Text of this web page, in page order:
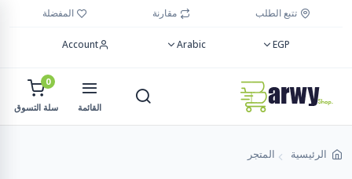
تتبع الطلب مقارنة المفضلة
EGP
Arabic
Account
القائمة
0
سلة التسوق
الرئيسية المتجر